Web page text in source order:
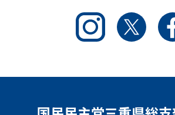
Instagram Twitter